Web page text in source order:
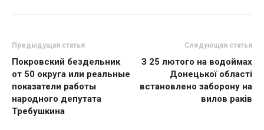
Предыдущая статья
Покровский бездельник
от 50 округа или реальные
показатели работы
народного депутата
Требушкина
Следующая статья
З 25 лютого на водоймах
Донецької області
встановлено заборону на
вилов раків